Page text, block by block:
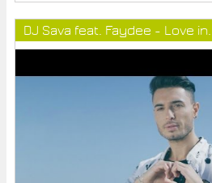
DJ Sava feat. Faydee - Love in...